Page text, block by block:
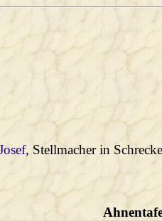
, Stellmacher in